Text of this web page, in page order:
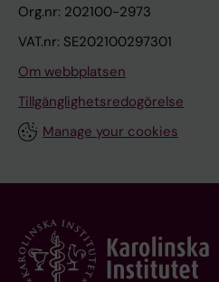
Org.nr: 202100-2973
VAT.nr: SE202100297301
Om webbplatsen
Tillgänglighetsredogörelse
Manage your cookies